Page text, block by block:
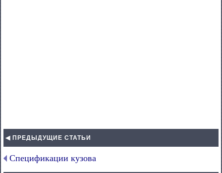
◀ ПРЕДЫДУЩИЕ СТАТЬИ
Спецификации кузова